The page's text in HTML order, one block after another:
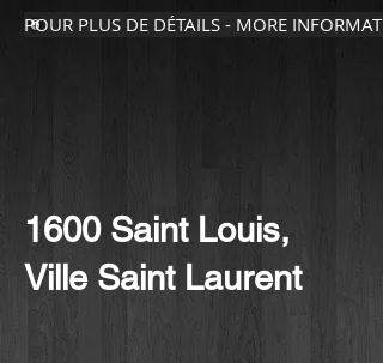
POUR PLUS DE DÉTAILS - MORE
1600 Saint Louis,
Ville Saint Laurent